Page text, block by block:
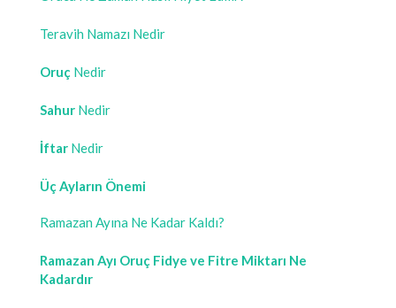
Teravih Namazı Nedir
Oruç Nedir
Sahur Nedir
İftar Nedir
Üç Ayların Önemi
Ramazan Ayına Ne Kadar Kaldı?
Ramazan Ayı Oruç Fidye ve Fitre Miktarı Ne
Kadardır